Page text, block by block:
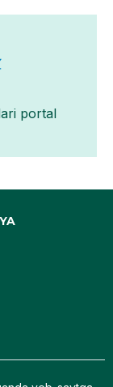
portal